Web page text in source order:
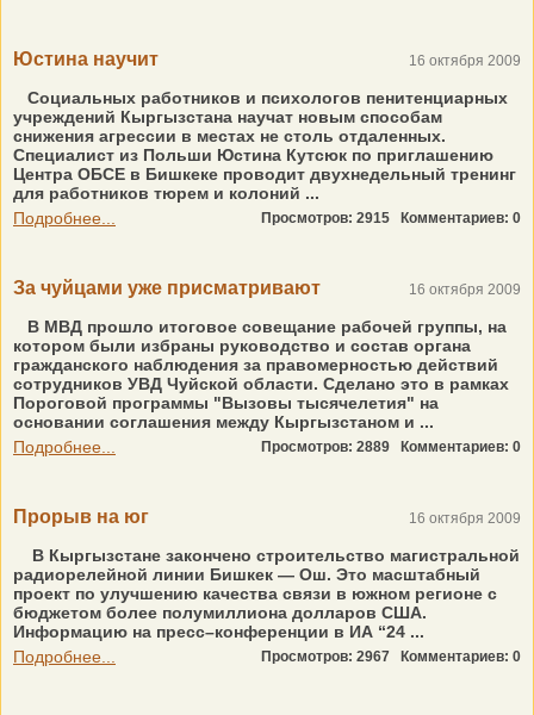
Юстина научит 16 октября 2009
Социальных работников и психологов пенитенциарных
учреждений Кыргызстана научат новым способам
снижения агрессии в местах не столь отдаленных.
Специалист из Польши Юстина Кутсюк по приглашению
Центра ОБСЕ в Бишкеке проводит двухнедельный тренинг
для работников тюрем и колоний ...
Подробнее...
Просмотров: 2915 Комментариев: 0
За чуйцами уже присматривают 16 октября 2009
В МВД прошло итоговое совещание рабочей группы, на
котором были избраны руководство и состав органа
гражданского наблюдения за правомерностью действий
сотрудников УВД Чуйской области. Сделано это в рамках
Пороговой программы "Вызовы тысячелетия" на
основании соглашения между Кыргызстаном и ...
Подробнее...
Просмотров: 2889 Комментариев: 0
Прорыв на юг 16 октября 2009
В Кыргызстане закончено строительство магистральной
радиорелейной линии Бишкек — Ош. Это масштабный
проект по улучшению качества связи в южном регионе с
бюджетом более полумиллиона долларов США.
Информацию на пресс–конференции в ИА “24 ...
Подробнее...
Просмотров: 2967 Комментариев: 0